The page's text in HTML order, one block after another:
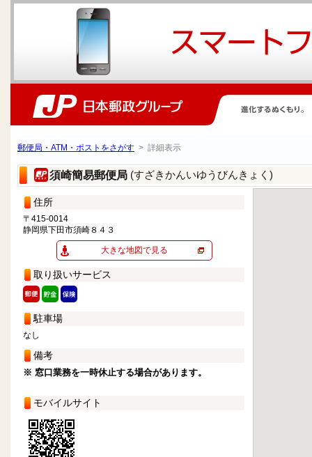
郵便局・ATM・ポストをさがす > 詳細表示
須崎簡易郵便局 (すざきかんいゆうびんきょく)
住所
〒415-0014
静岡県下田市須崎８４３
大きな地図で見る
取り扱いサービス
駐車場
なし
備考
※ 窓口業務を一時休止する場合があります。
モバイルサイト